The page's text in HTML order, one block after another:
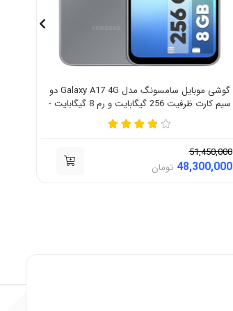
گوشی موبایل سامسونگ مدل Galaxy A17 4G دو
سیم کارت ظرفیت 256 گیگابایت و رم 8 گیگابایت -
ویتنام
51,450,000
48,300,000 تومان